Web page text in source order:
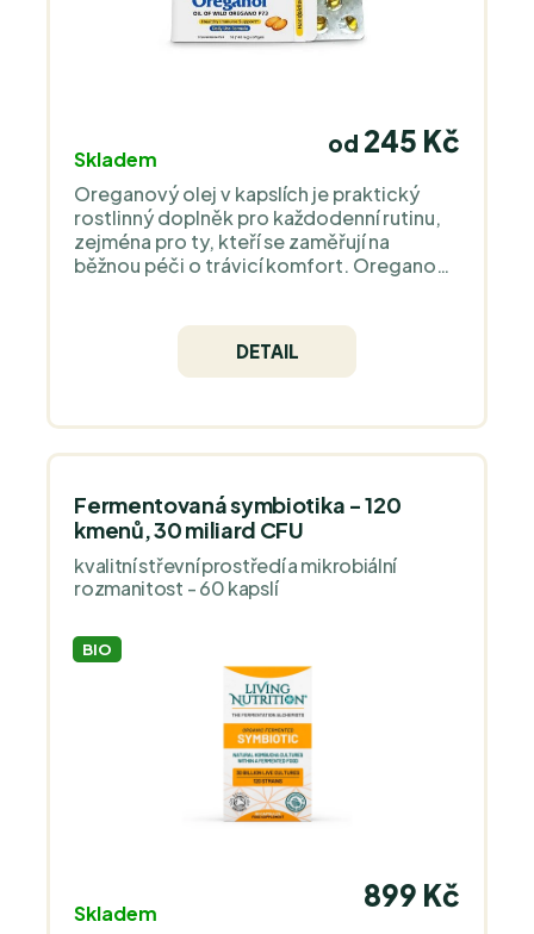
Skladem
od 245 Kč
Oreganový olej v kapslích je praktický
rostlinný doplněk pro každodenní rutinu,
zejména pro ty, kteří se zaměřují na
běžnou péči o trávicí komfort. Oregano
vhodné na cesty i pro užívání bez výrazné
chuti oleje v kapkách.
DETAIL
Fermentovaná symbiotika - 120
kmenů, 30 miliard CFU
kvalitní střevní prostředí a mikrobiální
rozmanitost - 60 kapslí
BIO
Skladem
899 Kč